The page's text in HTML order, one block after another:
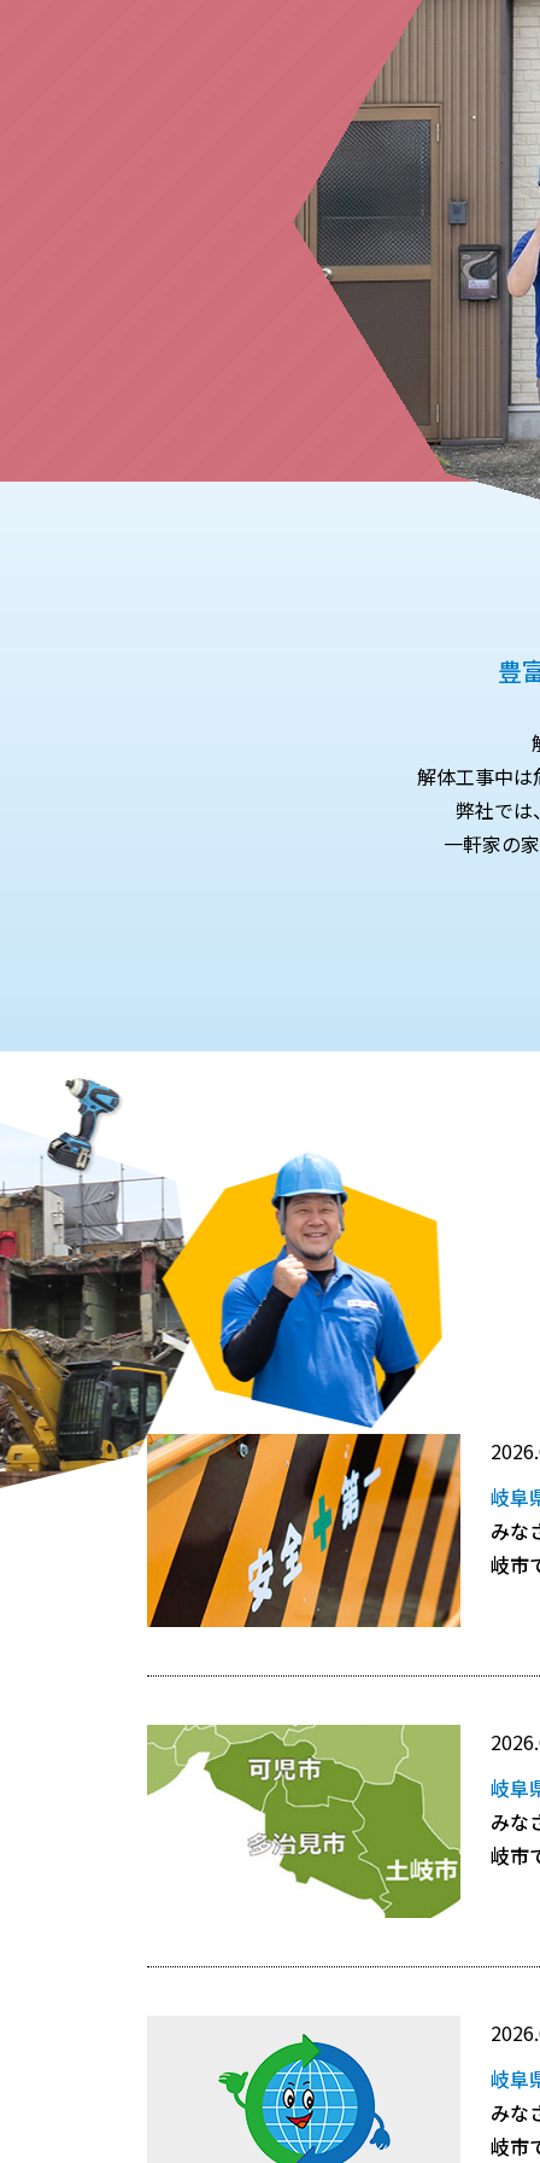
豊
解体工事中は
弊社では
一軒家の
岐阜
みな
岐市
岐阜
みな
岐市
岐阜
みな
岐市